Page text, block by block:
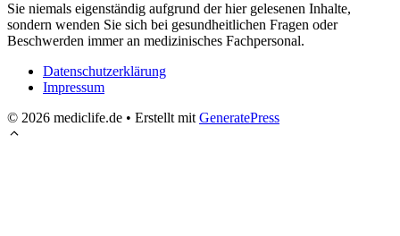
Sie niemals eigenständig aufgrund der hier gelesenen Inhalte,
sondern wenden Sie sich bei gesundheitlichen Fragen oder
Beschwerden immer an medizinisches Fachpersonal.
Datenschutzerklärung
Impressum
© 2026 mediclife.de • Erstellt mit GeneratePress